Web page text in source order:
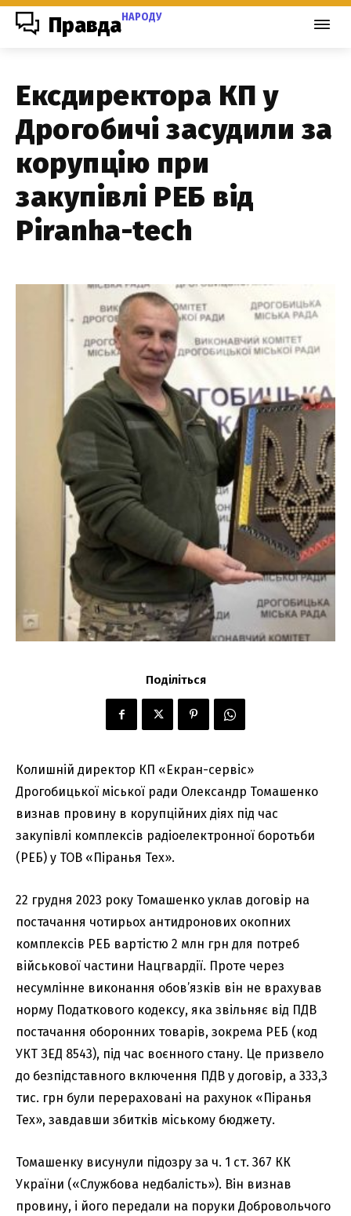
ПравдаНАРОДУ
Ексдиректора КП у
Дрогобичі засудили за
корупцію при
закупівлі РЕБ від
Piranha-tech
Поділіться
Колишній директор КП «Екран-сервіс»
Дрогобицької міської ради Олександр Томашенко
визнав провину в корупційних діях під час
закупівлі комплексів радіоелектронної боротьби
(РЕБ) у ТОВ «Піранья Тех».
22 грудня 2023 року Томашенко уклав договір на
постачання чотирьох антидронових окопних
комплексів РЕБ вартістю 2 млн грн для потреб
військової частини Нацгвардії. Проте через
несумлінне виконання обов’язків він не врахував
норму Податкового кодексу, яка звільняє від ПДВ
постачання оборонних товарів, зокрема РЕБ (код
УКТ ЗЕД 8543), під час воєнного стану. Це призвело
до безпідставного включення ПДВ у договір, а 333,3
тис. грн були перераховані на рахунок «Піранья
Тех», завдавши збитків міському бюджету.
Томашенку висунули підозру за ч. 1 ст. 367 КК
України («Службова недбалість»). Він визнав
провину, і його передали на поруки Добровольчого